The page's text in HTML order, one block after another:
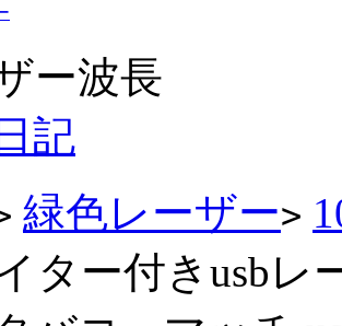
ー波長
記
緑色レーザー>
ター付きusbレ